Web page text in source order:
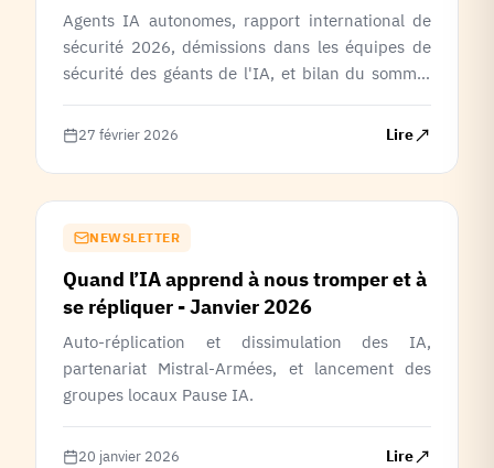
Agents IA autonomes, rapport international de
sécurité 2026, démissions dans les équipes de
sécurité des géants de l'IA, et bilan du sommet
de New Delhi.
27 février 2026 Lire
NEWSLETTER
Quand l’IA apprend à nous tromper et à
se répliquer - Janvier 2026
Auto-réplication et dissimulation des IA,
partenariat Mistral-Armées, et lancement des
groupes locaux Pause IA.
20 janvier 2026 Lire